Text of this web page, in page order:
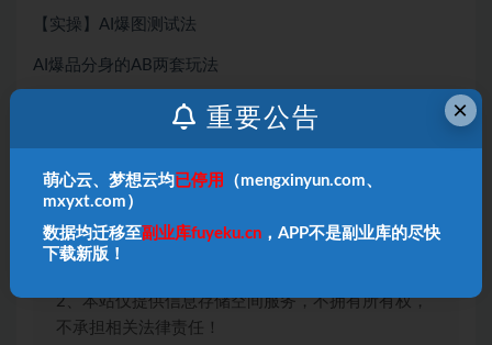
【实操】AI爆图测试法
AI爆品分身的AB两套玩法
第三部分:暴力引流一无界流量矩阵计划
【实操】无界趋势明星矩阵计划
【实操】无界全站流量裂变计划
本站声明：
2、本站仅提供信息存储空间服务，不拥有所有权，
不承担相关法律责任！
×
重要公告
萌心云、梦想云均 已停用
（mengxinyun.com、
mxyxt.com）
数据均迁移至副业库fuyeku.cn ，APP不是副业库的尽快
下载新版！